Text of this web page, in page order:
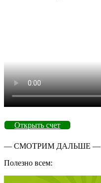
Открыть счет
— СМОТРИМ ДАЛЬШЕ —
Полезно всем: